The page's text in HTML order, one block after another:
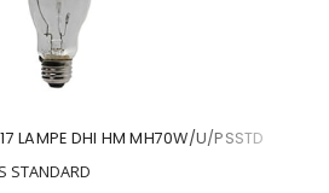
LAMPE DHI HM MH70W/U/PSSTD
STANDARD